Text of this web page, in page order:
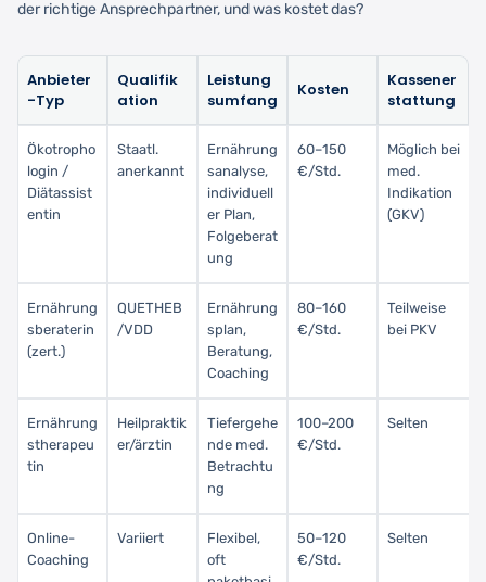
der richtige Ansprechpartner, und was kostet das?
Anbieter
-Typ
Qualifik
ation
Leistung
sumfang
Kosten
Kassener
stattung
Ökotropho
login /
Diätassist
entin
Staatl.
anerkannt
Ernährung
sanalyse,
individuell
er Plan,
Folgeberat
ung
60–150
€/Std.
Möglich bei
med.
Indikation
(GKV)
Ernährung
sberaterin
(zert.)
QUETHEB
/VDD
Ernährung
splan,
Beratung,
Coaching
80–160
€/Std.
Teilweise
bei PKV
Ernährung
stherapeu
tin
Heilpraktik
er/ärztin
Tiefergehe
nde med.
Betrachtu
ng
100–200
€/Std.
Selten
Online-
Coaching
Variiert
Flexibel,
oft
50–120
€/Std.
Selten